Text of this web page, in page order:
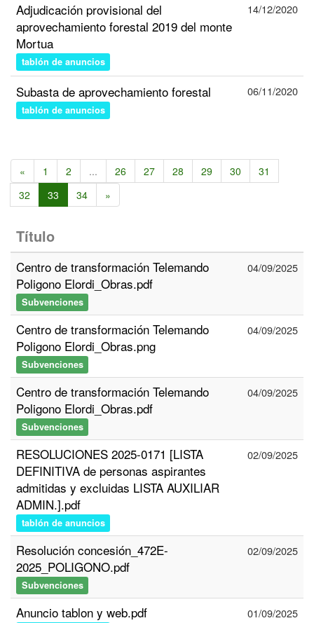
Adjudicación provisional del
aprovechamiento forestal 2019 del monte
Mortua
tablón de anuncios
14/12/2020
Subasta de aprovechamiento forestal
tablón de anuncios
06/11/2020
« 1 2 ... 26 27 28 29 30
31
32
33 34 »
Título
Centro de transformación Telemando
Poligono Elordi_Obras.pdf
Subvenciones
04/09/2025
Centro de transformación Telemando
Poligono Elordi_Obras.png
Subvenciones
04/09/2025
Centro de transformación Telemando
Poligono Elordi_Obras.pdf
Subvenciones
04/09/2025
RESOLUCIONES 2025-0171 [LISTA
DEFINITIVA de personas aspirantes
admitidas y excluidas LISTA AUXILIAR
ADMIN.].pdf
tablón de anuncios
02/09/2025
Resolución concesión_472E-
2025_POLIGONO.pdf
Subvenciones
02/09/2025
Anuncio tablon y web.pdf 01/09/2025